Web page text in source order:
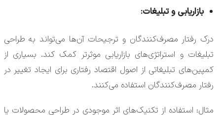
بازاریابی و تبلیغات:
درک رفتار مصرف‌کنندگان و ترجیحات آن‌ها می‌تواند به طراحی
تبلیغات و استراتژی‌های بازاریابی موثرتر کمک کند. بسیاری از
کمپین‌های تبلیغاتی از اصول اقتصاد رفتاری برای ایجاد تغییر در
رفتار مصرف‌کنندگان استفاده می‌کنند.
مثال: استفاده از تکنیک‌های اثر موجودی در طراحی محصولات یا